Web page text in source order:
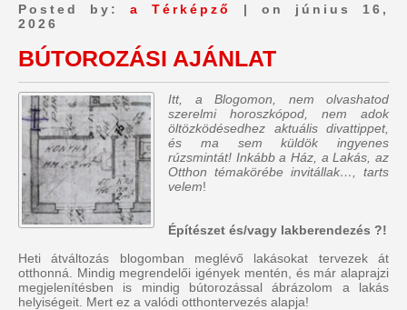
Posted by:a Térképző
| on június 16,
2026
BÚTOROZÁSI AJÁNLAT
Itt, a Blogomon, nem olvashatod
szerelmi horoszkópod, nem adok
öltözködésedhez aktuális divattippet,
és ma sem küldök ingyenes
rúzsmintát! Inkább a Ház, a Lakás, az
Otthon témakörébe invitállak…, tarts
velem!
Építészet és/vagy lakberendezés ?!
Heti átváltozás blogomban meglévő lakásokat tervezek át
otthonná. Mindig megrendelői igények mentén, és már alaprajzi
megjelenítésben is mindig bútorozással ábrázolom a lakás
helyiségeit. Mert ez a valódi otthontervezés alapja!